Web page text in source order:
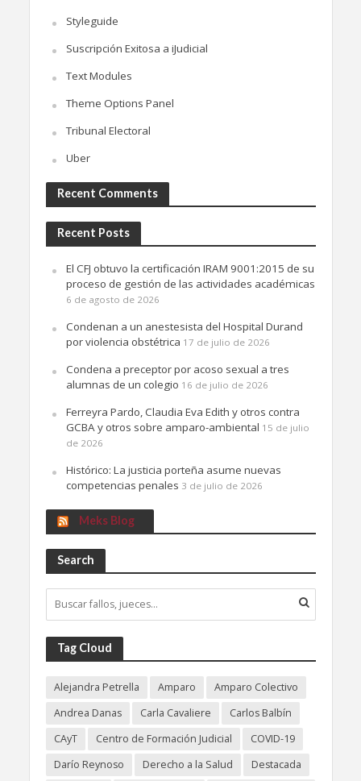
Styleguide
Suscripción Exitosa a iJudicial
Text Modules
Theme Options Panel
Tribunal Electoral
Uber
Recent Comments
Recent Posts
El CFJ obtuvo la certificación IRAM 9001:2015 de su
proceso de gestión de las actividades académicas
6 de agosto de 2026
Condenan a un anestesista del Hospital Durand
por violencia obstétrica 17 de julio de 2026
Condena a preceptor por acoso sexual a tres
alumnas de un colegio 16 de julio de 2026
Ferreyra Pardo, Claudia Eva Edith y otros contra
GCBA y otros sobre amparo-ambiental 15 de julio
de 2026
Histórico: La justicia porteña asume nuevas
competencias penales 3 de julio de 2026
Meks Blog
Search
Tag Cloud
Alejandra Petrella Amparo
Amparo Colectivo
Andrea Danas
Carla Cavaliere
Carlos Balbín
CAyT
Centro de Formación Judicial
COVID-19
Darío Reynoso
Derecho a la Salud
Destacada